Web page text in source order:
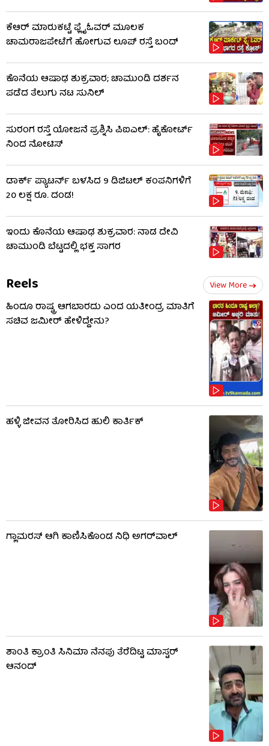
ಕೆಆರ್ ಮಾರುಕಟ್ಟೆ ಫ್ಲೈಓವರ್ ಮೂಲಕ
ಚಾಮರಾಜಪೇಟೆಗೆ ಹೋಗುವ ಲೂಪ್ ರಸ್ತೆ ಬಂದ್
ಕೊನೆಯ ಆಷಾಢ ಶುಕ್ರವಾರ; ಚಾಮುಂಡಿ ದರ್ಶನ
ಪಡೆದ ತೆಲುಗು ನಟ ಸುನಿಲ್
ಸುರಂಗ ರಸ್ತೆ ಯೋಜನೆ ಪ್ರಶ್ನಿಸಿ ಪಿಐಎಲ್: ಹೈಕೋರ್ಟ್​​
ನಿಂದ ನೋಟಿಸ್​​
ಡಾರ್ಕ್ ಪ್ಯಾಟರ್ನ್ ಬಳಸಿದ 9 ಡಿಜಿಟಲ್ ಕಂಪನಿಗಳಿಗೆ
20 ಲಕ್ಷ ರೂ. ದಂಡ!
ಇಂದು ಕೊನೆಯ ಆಷಾಢ ಶುಕ್ರವಾರ: ನಾಡ ದೇವಿ
ಚಾಮುಂಡಿ ಬೆಟ್ಟದಲ್ಲಿ ಭಕ್ತ ಸಾಗರ
Reels View More
ಹಿಂದೂ ರಾಷ್ಟ್ರ ಆಗಬಾರದು ಎಂದ ಯತೀಂದ್ರ ಮಾತಿಗೆ
ಸಚಿವ ಜಮೀರ್ ಹೇಳಿದ್ದೇನು?
ಹಳ್ಳಿ ಜೀವನ ತೋರಿಸಿದ ಹುಲಿ ಕಾರ್ತಿಕ್
ಗ್ಲಾಮರಸ್ ಆಗಿ ಕಾಣಿಸಿಕೊಂಡ ನಿಧಿ ಅಗರ್​​ವಾಲ್
ಶಾಂತಿ ಕ್ರಾಂತಿ ಸಿನಿಮಾ ನೆನಪು ತೆರೆದಿಟ್ಟ ಮಾಸ್ಟರ್
ಆನಂದ್